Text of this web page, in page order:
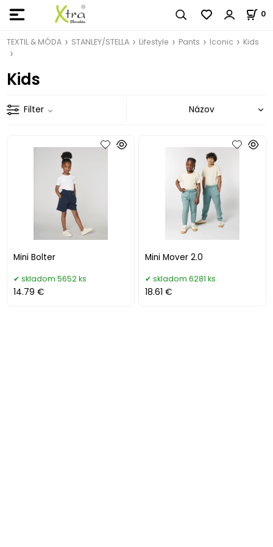
0
TEXTIL & MÓDA STANLEY/STELLA Lifestyle Pants Iconic Kids
Kids
Filter
Mini Bolter
skladom 5652 ks
14.79 €
Mini Mover 2.0
skladom 6281 ks
18.61 €